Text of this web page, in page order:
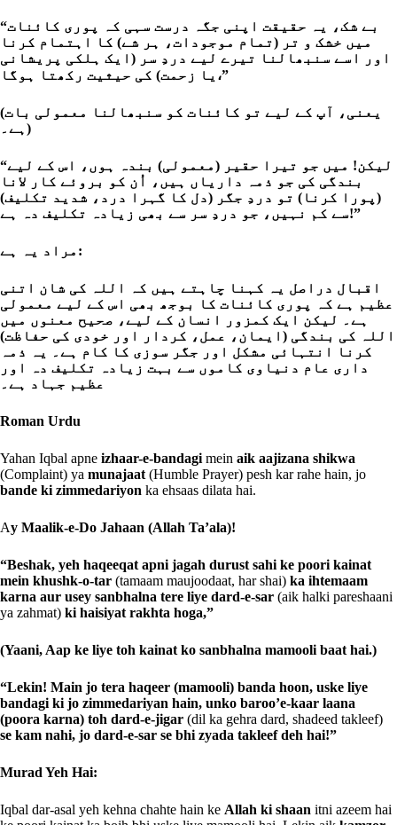
“بے شک، یہ حقیقت اپنی جگہ درست سہی کہ پوری کائنات
میں خشک و تر (تمام موجودات، ہر شے) کا اہتمام کرنا
اور اسے سنبھالنا تیرے لیے دردِ سر (ایک ہلکی پریشانی
یا زحمت) کی حیثیت رکھتا ہوگا،”
(یعنی، آپ کے لیے تو کائنات کو سنبھالنا معمولی بات
ہے۔)
“لیکن! میں جو تیرا حقیر (معمولی) بندہ ہوں، اس کے لیے
بندگی کی جو ذمہ داریاں ہیں، اُن کو بروئے کار لانا
(پورا کرنا) تو دردِ جگر (دل کا گہرا درد، شدید تکلیف)
سے کم نہیں، جو دردِ سر سے بھی زیادہ تکلیف دہ ہے!”
مراد یہ ہے:
اقبال دراصل یہ کہنا چاہتے ہیں کہ اللہ کی شان اتنی
عظیم ہے کہ پوری کائنات کا بوجھ بھی اس کے لیے معمولی
ہے۔ لیکن ایک کمزور انسان کے لیے، صحیح معنوں میں
اللہ کی بندگی (ایمان، عمل، کردار اور خودی کی حفاظت)
کرنا انتہائی مشکل اور جگر سوزی کا کام ہے۔ یہ ذمہ
داری عام دنیاوی کاموں سے بہت زیادہ تکلیف دہ اور
عظیم جہاد ہے۔
Roman Urdu
Yahan Iqbal apne izhaar-e-bandagi mein aik aajizana shikwa
(Complaint) ya munajaat (Humble Prayer) pesh kar rahe hain, jo
bande ki zimmedariyon ka ehsaas dilata hai.
Ay Maalik-e-Do Jahaan (Allah Ta’ala)!
“Beshak, yeh haqeeqat apni jagah durust sahi ke poori kainat
mein khushk-o-tar (tamaam maujoodaat, har shai) ka ihtemaam
karna aur usey sanbhalna tere liye dard-e-sar (aik halki pareshaani
ya zahmat) ki haisiyat rakhta hoga,”
(Yaani, Aap ke liye toh kainat ko sanbhalna mamooli baat hai.)
“Lekin! Main jo tera haqeer (mamooli) banda hoon, uske liye
bandagi ki jo zimmedariyan hain, unko baroo’e-kaar laana
(poora karna) toh dard-e-jigar (dil ka gehra dard, shadeed takleef)
se kam nahi, jo dard-e-sar se bhi zyada takleef deh hai!”
Murad Yeh Hai:
Iqbal dar-asal yeh kehna chahte hain ke Allah ki shaan itni azeem hai